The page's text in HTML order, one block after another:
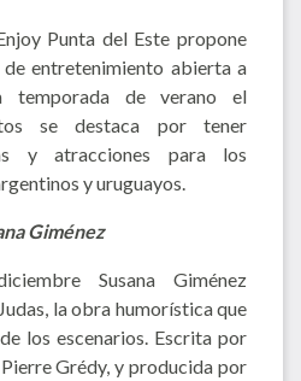
Punta del Este propone
entretenimiento abierta a
de verano el
se destaca por tener
y atracciones para los
y uruguayos.
Giménez
Susana Giménez
la obra humorística que
los escenarios. Escrita por
Grédy, y producida por